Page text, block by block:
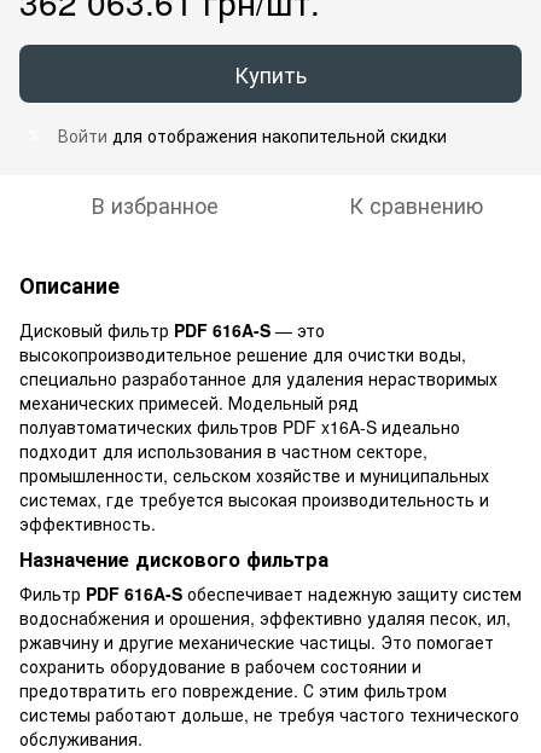
Купить
Войти для отображения накопительной скидки
В избранное К сравнению
Описание
Дисковый фильтр PDF 616A-S — это
высокопроизводительное решение для очистки воды,
специально разработанное для удаления нерастворимых
механических примесей. Модельный ряд
полуавтоматических фильтров PDF x16A-S идеально
подходит для использования в частном секторе,
промышленности, сельском хозяйстве и муниципальных
системах, где требуется высокая производительность и
эффективность.
Назначение дискового фильтра
Фильтр PDF 616A-S обеспечивает надежную защиту систем
водоснабжения и орошения, эффективно удаляя песок, ил,
ржавчину и другие механические частицы. Это помогает
сохранить оборудование в рабочем состоянии и
предотвратить его повреждение. С этим фильтром
системы работают дольше, не требуя частого технического
обслуживания.